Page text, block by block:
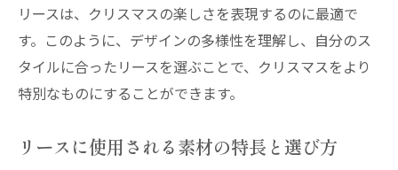
西宮市で選ぶべき特別なリースの魅力
三木市の花屋で探す手作りクリスマスリースの
秘密
手作りリースの魅力とその背景
オーダーメイドリースのユニークさ
リースは、クリスマスの楽しさを表現するのに最適で
す。このように、デザインの多様性を理解し、自分のス
タイルに合ったリースを選ぶことで、クリスマスをより
特別なものにすることができます。
リースに使用される素材の特長と選び方